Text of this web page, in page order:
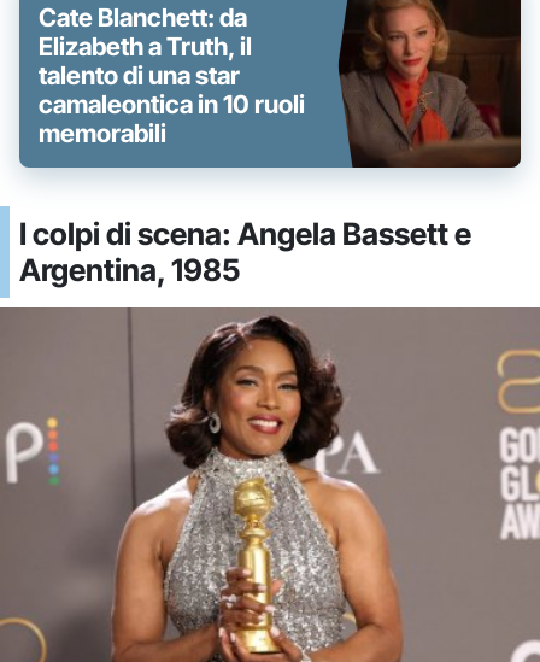
Cate Blanchett: da
Elizabeth a Truth, il
talento di una star
camaleontica in 10 ruoli
memorabili
I colpi di scena: Angela Bassett e
Argentina, 1985